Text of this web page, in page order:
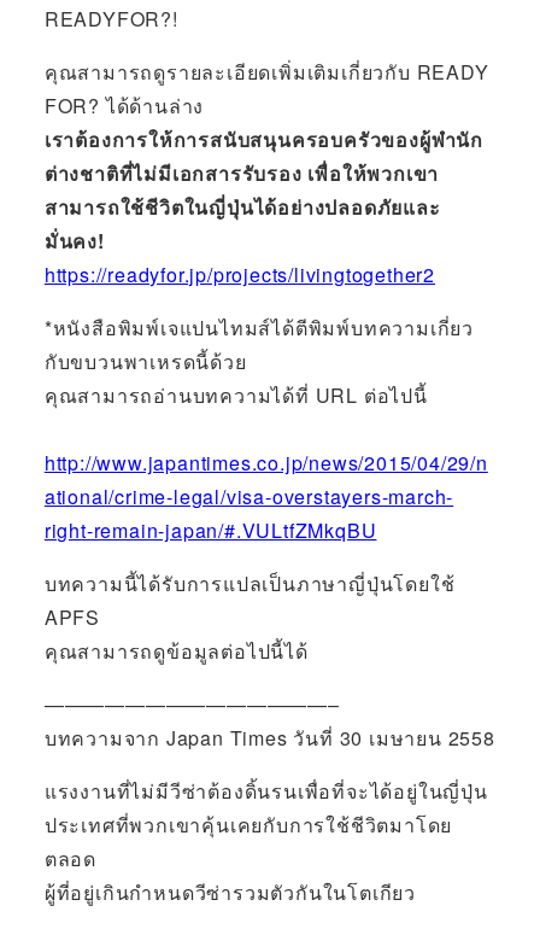
READYFOR?!
คุณสามารถดูรายละเอียดเพิ่มเติมเกี่ยวกับ READY
FOR? ได้ด้านล่าง
เราต้องการให้การสนับสนุนครอบครัวของผู้พำนัก
ต่างชาติที่ไม่มีเอกสารรับรอง เพื่อให้พวกเขา
สามารถใช้ชีวิตในญี่ปุ่นได้อย่างปลอดภัยและ
มั่นคง!
https://readyfor.jp/projects/livingtogether2
*หนังสือพิมพ์เจแปนไทมส์ได้ตีพิมพ์บทความเกี่ยว
กับขบวนพาเหรดนี้ด้วย
คุณสามารถอ่านบทความได้ที่ URL ต่อไปนี้
http://www.japantimes.co.jp/news/2015/04/29/n
ational/crime-legal/visa-overstayers-march-
right-remain-japan/#.VULtfZMkqBU
บทความนี้ได้รับการแปลเป็นภาษาญี่ปุ่นโดยใช้
APFS
คุณสามารถดูข้อมูลต่อไปนี้ได้
——————————————–
บทความจาก Japan Times วันที่ 30 เมษายน 2558
แรงงานที่ไม่มีวีซ่าต้องดิ้นรนเพื่อที่จะได้อยู่ในญี่ปุ่น
ประเทศที่พวกเขาคุ้นเคยกับการใช้ชีวิตมาโดย
ตลอด
ผู้ที่อยู่เกินกำหนดวีซ่ารวมตัวกันในโตเกียว